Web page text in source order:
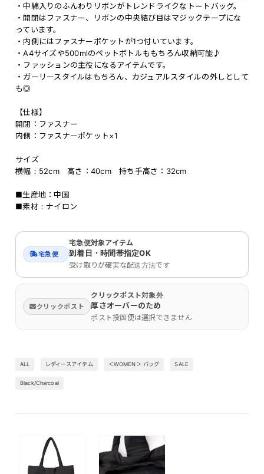
・中綿入りのふんわりリボンがトレンドライクなトートバッグ。
・開閉はファスナー、リボンの中央結び目はマジックテープにな
っています。
・内側にはファスナーポケットが1つ付いています。
・A4サイズや500mlのペットボトルももちろん収納可能♪
・ファッションの主役になるアイテムです。
・ガーリースタイルはもちろん、カジュアルスタイルの外しとして
も◎
【仕様】
開閉：ファスナー
内側：ファスナーポケット×1
サイズ
横幅：52cm 高さ：40cm 持ち手高さ：32cm
■生産地：中国
■素材：ナイロン
宅急便
宅急便対象アイテム
到着日・時間帯指定OK
受け取りが確実な配送方法です
クリックポスト
クリックポスト対象外
厚さオーバーのため
ポスト投函便は選択できません
ALL レディースアイテム ＜WOMEN＞ バッグ SALE
Black/Charcoal